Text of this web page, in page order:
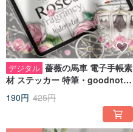
デジタル 薔薇の馬車 電子手帳素
材 ステッカー 特筆・goodnotes
IPADノート手帳
190円 425円